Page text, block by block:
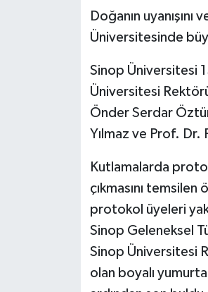
Doğanın
Üniversitesinde
Sinop Üniversitesi
Üniversitesi
Önder Serdar
Yılmaz ve Prof. Dr.
Kutlamalarda
çıkmasını
protokol üyeleri
Sinop Geleneksel
Sinop Üniversitesi
olan boyalı